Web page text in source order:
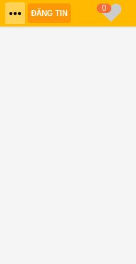
0
ĐĂNG TIN